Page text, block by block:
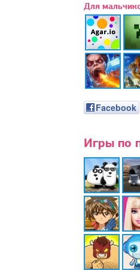
Для
Facebook
Игры по